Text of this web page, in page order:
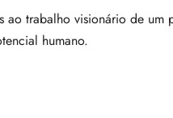
trabalho visionário de um
humano.